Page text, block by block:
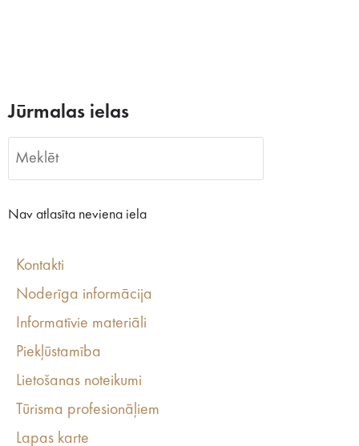
Jūrmalas ielas
Nav atlasīta neviena iela
Kontakti
Noderīga informācija
Informatīvie materiāli
Piekļūstamība
Lietošanas noteikumi
Tūrisma profesionāļiem
Lapas karte